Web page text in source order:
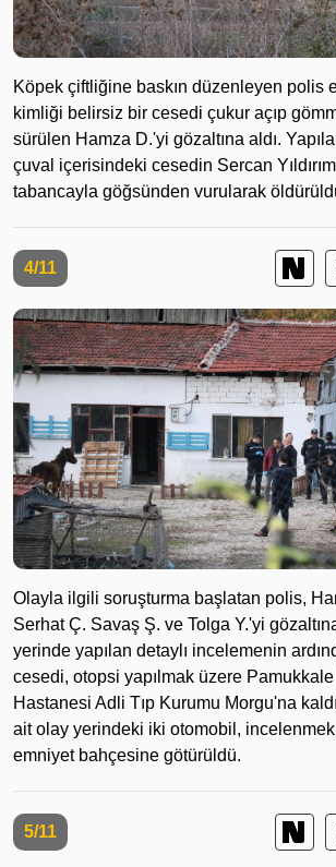
Köpek çiftliğine baskın düzenleyen polis
kimliği belirsiz bir cesedi çukur açıp
sürülen Hamza D.'yi gözaltına aldı.
çuval içerisindeki cesedin Sercan
tabancayla göğsünden vurularak
4/11
Olayla ilgili soruşturma başlatan polis,
Serhat Ç. Savaş Ş. ve Tolga Y.'yi
yerinde yapılan detaylı incelemenin
cesedi, otopsi yapılmak üzere
Hastanesi Adli Tıp Kurumu Morgu'na
ait olay yerindeki iki otomobil,
emniyet bahçesine götürüldü.
5/11